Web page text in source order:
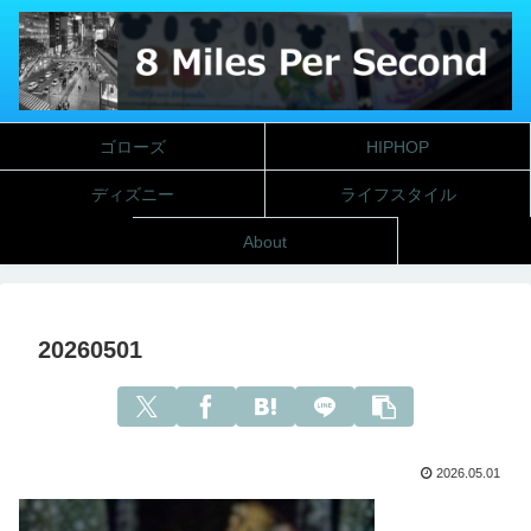
ゴローズ HIPHOP
ディズニー ライフスタイル
About
20260501
2026.05.01